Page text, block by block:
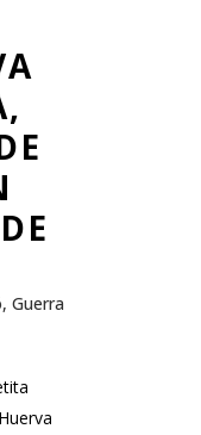
, Guerra